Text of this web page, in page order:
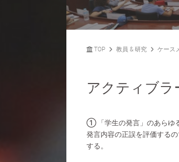
TOP 教員 & 研究 ケース
アクティブラ
① 「学生の発言」のあらゆ
発言内容の正誤を評価する
する。